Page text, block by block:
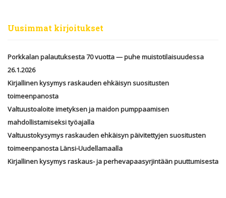
Uusimmat kirjoitukset
Porkkalan palautuksesta 70 vuotta — puhe muistotilaisuudessa
26.1.2026
Kirjallinen kysymys raskauden ehkäisyn suositusten
toimeenpanosta
Valtuustoaloite imetyksen ja maidon pumppaamisen
mahdollistamiseksi työajalla
Valtuustokysymys raskauden ehkäisyn päivitettyjen suositusten
toimeenpanosta Länsi-Uudellamaalla
Kirjallinen kysymys raskaus- ja perhevapaasyrjintään puuttumisesta